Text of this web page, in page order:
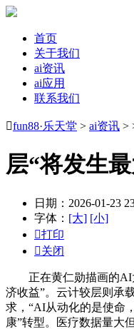
首页
关于我们
ai资讯
ai应用
联系我们
fun88·乐天堂 > ai资讯 >
层“将发生
日期：2026-01-23
字体： [大] [小]
打印
关闭
正在黄仁勋描画的AI
济收益”。云计较层则承
求，“AI从动化的是使命
康”转型。医疗数据量大